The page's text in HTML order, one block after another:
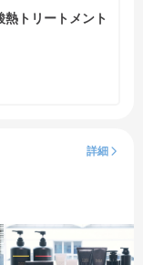
熱トリートメント
詳細